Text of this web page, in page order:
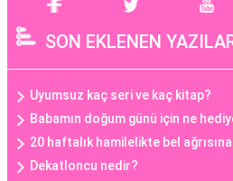
SON EKLENEN
Uyumsuz kaç seri ve kaç kitap?
Babamın doğum günü için ne
20 haftalık hamilelikte bel
Dekatloncu nedir?